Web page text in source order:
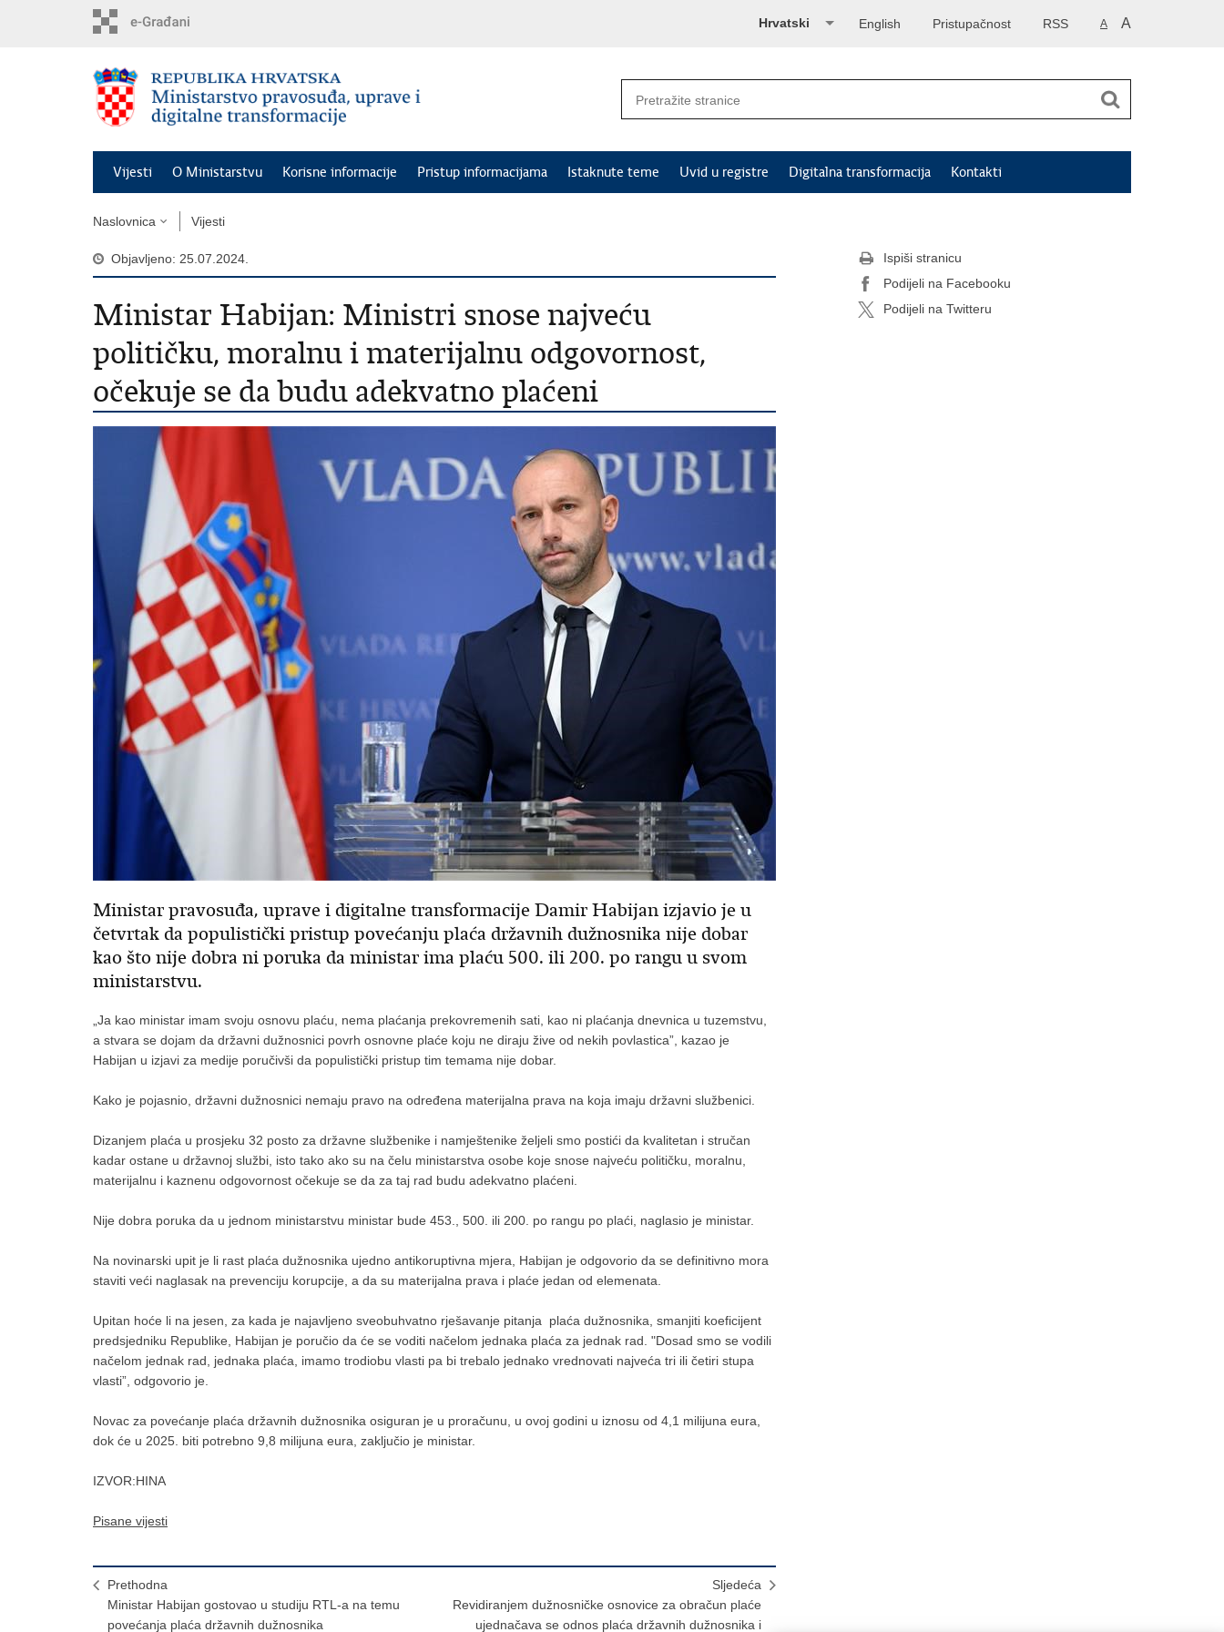
A A
RSS
Pristupačnost
English
Hrvatski
Vijesti O Ministarstvu Korisne informacije Pristup informacijama Istaknute teme Uvid u registre Digitalna transformacija Kontakti
Naslovnica Vijesti
Objavljeno: 25.07.2024.
Ministar Habijan: Ministri snose najveću
političku, moralnu i materijalnu odgovornost,
očekuje se da budu adekvatno plaćeni
Ministar pravosuđa, uprave i digitalne transformacije Damir Habijan izjavio je u
četvrtak da populistički pristup povećanju plaća državnih dužnosnika nije dobar
kao što nije dobra ni poruka da ministar ima plaću 500. ili 200. po rangu u svom
ministarstvu.
„Ja kao ministar imam svoju osnovu plaću, nema plaćanja prekovremenih sati, kao ni plaćanja dnevnica u tuzemstvu,
a stvara se dojam da državni dužnosnici povrh osnovne plaće koju ne diraju žive od nekih povlastica”, kazao je
Habijan u izjavi za medije poručivši da populistički pristup tim temama nije dobar.
Kako je pojasnio, državni dužnosnici nemaju pravo na određena materijalna prava na koja imaju državni službenici.
Dizanjem plaća u prosjeku 32 posto za državne službenike i namještenike željeli smo postići da kvalitetan i stručan
kadar ostane u državnoj službi, isto tako ako su na čelu ministarstva osobe koje snose najveću političku, moralnu,
materijalnu i kaznenu odgovornost očekuje se da za taj rad budu adekvatno plaćeni.
Nije dobra poruka da u jednom ministarstvu ministar bude 453., 500. ili 200. po rangu po plaći, naglasio je ministar.
Na novinarski upit je li rast plaća dužnosnika ujedno antikoruptivna mjera, Habijan je odgovorio da se definitivno mora
staviti veći naglasak na prevenciju korupcije, a da su materijalna prava i plaće jedan od elemenata.
Upitan hoće li na jesen, za kada je najavljeno sveobuhvatno rješavanje pitanja plaća dužnosnika, smanjiti koeficijent
predsjedniku Republike, Habijan je poručio da će se voditi načelom jednaka plaća za jednak rad. "Dosad smo se vodili
načelom jednak rad, jednaka plaća, imamo trodiobu vlasti pa bi trebalo jednako vrednovati najveća tri ili četiri stupa
vlasti”, odgovorio je.
Novac za povećanje plaća državnih dužnosnika osiguran je u proračunu, u ovoj godini u iznosu od 4,1 milijuna eura,
dok će u 2025. biti potrebno 9,8 milijuna eura, zaključio je ministar.
IZVOR:HINA
Pisane vijesti
Prethodna
Ministar Habijan gostovao u studiju RTL-a na temu
povećanja plaća državnih dužnosnika
Sljedeća
Revidiranjem dužnosničke osnovice za obračun plaće
ujednačava se odnos plaća državnih dužnosnika i
Ispiši stranicu
Podijeli na Facebooku
Podijeli na Twitteru